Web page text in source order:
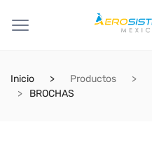
Inicio Productos
BROCHAS